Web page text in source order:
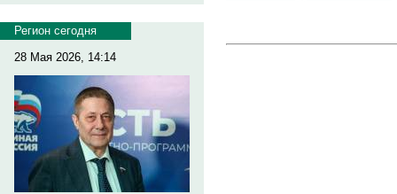
Регион сегодня
28 Мая 2026, 14:14